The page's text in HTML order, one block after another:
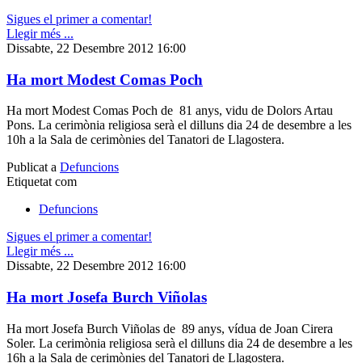
Sigues el primer a comentar!
Llegir més ...
Dissabte, 22 Desembre 2012 16:00
Ha mort Modest Comas Poch
Ha mort Modest Comas Poch de 81 anys, vidu de Dolors Artau
Pons. La cerimònia religiosa serà el dilluns dia 24 de desembre a les
10h a la Sala de cerimònies del Tanatori de Llagostera.
Publicat a Defuncions
Etiquetat com
Defuncions
Sigues el primer a comentar!
Llegir més ...
Dissabte, 22 Desembre 2012 16:00
Ha mort Josefa Burch Viñolas
Ha mort Josefa Burch Viñolas de 89 anys, vídua de Joan Cirera
Soler. La cerimònia religiosa serà el dilluns dia 24 de desembre a les
16h a la Sala de cerimònies del Tanatori de Llagostera.